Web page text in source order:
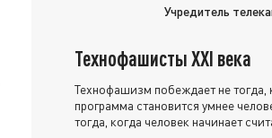
Учредитель
Технофашисты XXI века
Технофашизм побеждает не тогда,
программа становится умнее
тогда, когда человек начинает